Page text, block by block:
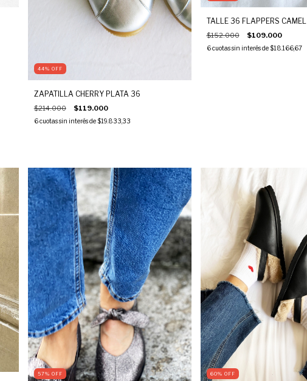
44% OFF
ZAPATILLA CHERRY PLATA 36
$214.000 $119.000
6cuotas sin interés de$19.833,33
TALLE 36 FLAPPERS CAMEL
$152.000 $109.000
6 cuotas sin interés de$18.166,67
57% OFF 60% OFF